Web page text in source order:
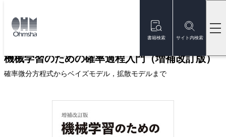
書籍検索 サイト内検索
トップ
機械学習のための確率過程入門（増補改訂版）
確率微分方程式からベイズモデル，拡散モデルまで